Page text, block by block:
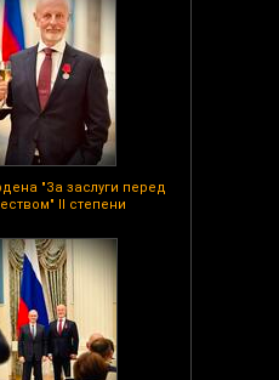
"За заслуги перед
II степени